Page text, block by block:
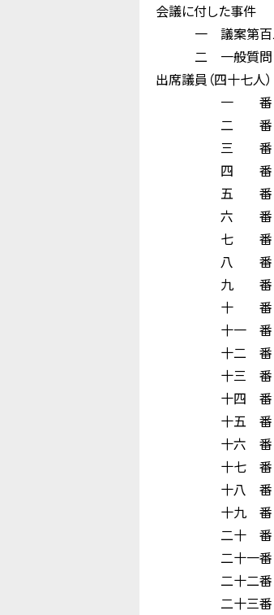
会議に付した事件
一 議案第百二十
二 一般質問
出席議員（四十七人）
一
二
三
四
五
六
七
八
九
十
十一
十二
十三
十四
十
十六
十七
十八
十九
二
二十
二十
二十